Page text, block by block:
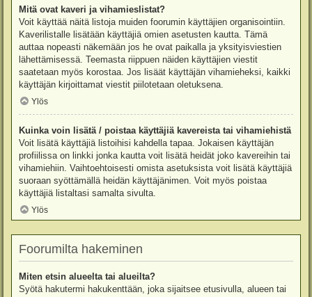
Mitä ovat kaveri ja vihamieslistat?
Voit käyttää näitä listoja muiden foorumin käyttäjien organisointiin.
Kaverilistalle lisätään käyttäjiä omien asetusten kautta. Tämä
auttaa nopeasti näkemään jos he ovat paikalla ja yksityisviestien
lähettämisessä. Teemasta riippuen näiden käyttäjien viestit
saatetaan myös korostaa. Jos lisäät käyttäjän vihamieheksi, kaikki
käyttäjän kirjoittamat viestit piilotetaan oletuksena.
Ylös
Kuinka voin lisätä / poistaa käyttäjiä kavereista tai vihamiehistä
Voit lisätä käyttäjiä listoihisi kahdella tapaa. Jokaisen käyttäjän
profiilissa on linkki jonka kautta voit lisätä heidät joko kavereihin tai
vihamiehiin. Vaihtoehtoisesti omista asetuksista voit lisätä käyttäjiä
suoraan syöttämällä heidän käyttäjänimen. Voit myös poistaa
käyttäjiä listaltasi samalta sivulta.
Ylös
Foorumilta hakeminen
Miten etsin alueelta tai alueilta?
Syötä hakutermi hakukenttään, joka sijaitsee etusivulla, alueen tai